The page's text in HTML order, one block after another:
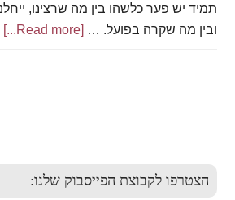
תמיד יש פער כלשהו בין מה שרצינו,
ובין מה שקרה בפועל. … [Read more...]
about
הצטרפו לקבוצת הפייסבוק שלנו: